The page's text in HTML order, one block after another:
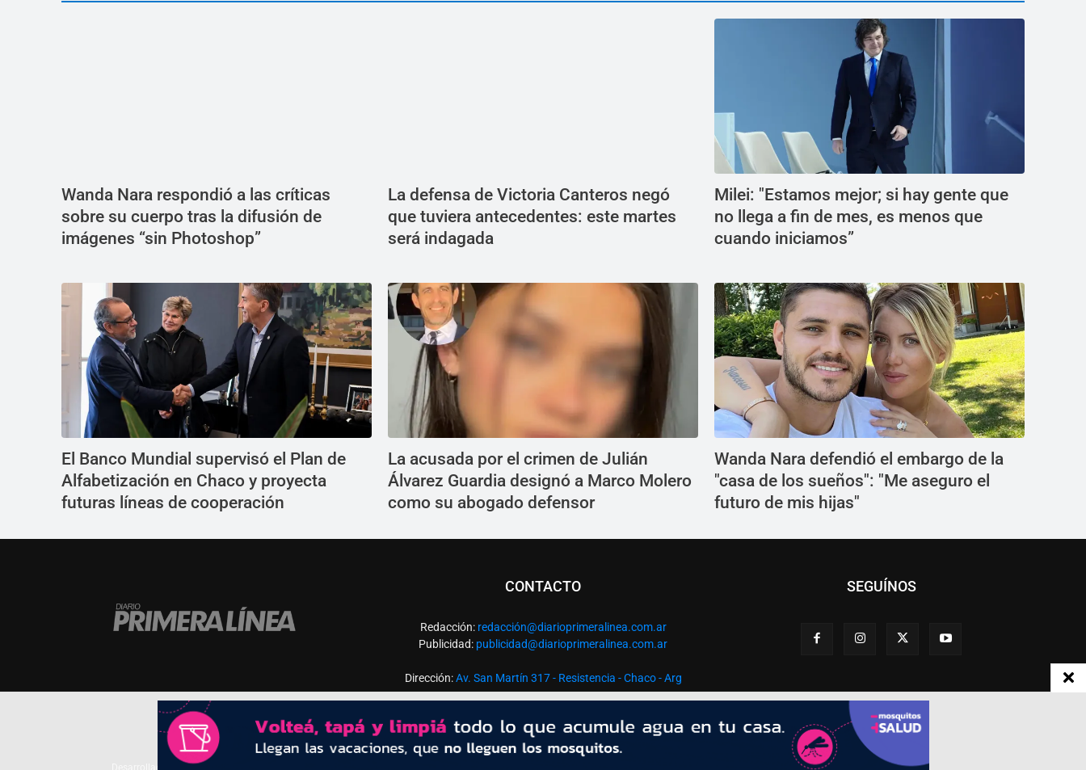
Wanda Nara respondió a las críticas
sobre su cuerpo tras la difusión de
imágenes “sin Photoshop”
La defensa de Victoria Canteros negó
que tuviera antecedentes: este martes
será indagada
Milei: "Estamos mejor; si hay gente que
no llega a fin de mes, es menos que
cuando iniciamos”
El Banco Mundial supervisó el Plan de
Alfabetización en Chaco y proyecta
futuras líneas de cooperación
La acusada por el crimen de Julián
Álvarez Guardia designó a Marco Molero
como su abogado defensor
Wanda Nara defendió el embargo de la
"casa de los sueños": "Me aseguro el
futuro de mis hijas"
CONTACTO
Redacción: redacción@diarioprimeralinea.com.ar
Publicidad: publicidad@diarioprimeralinea.com.ar
Dirección:Av. San Martín 317 - Resistencia - Chaco - Arg
SEGUÍNOS
TP. Web Studio